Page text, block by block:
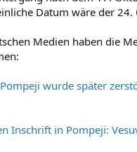
Datum wäre der 24.
Medien haben die
wurde später
Inschrift in Pompeji: